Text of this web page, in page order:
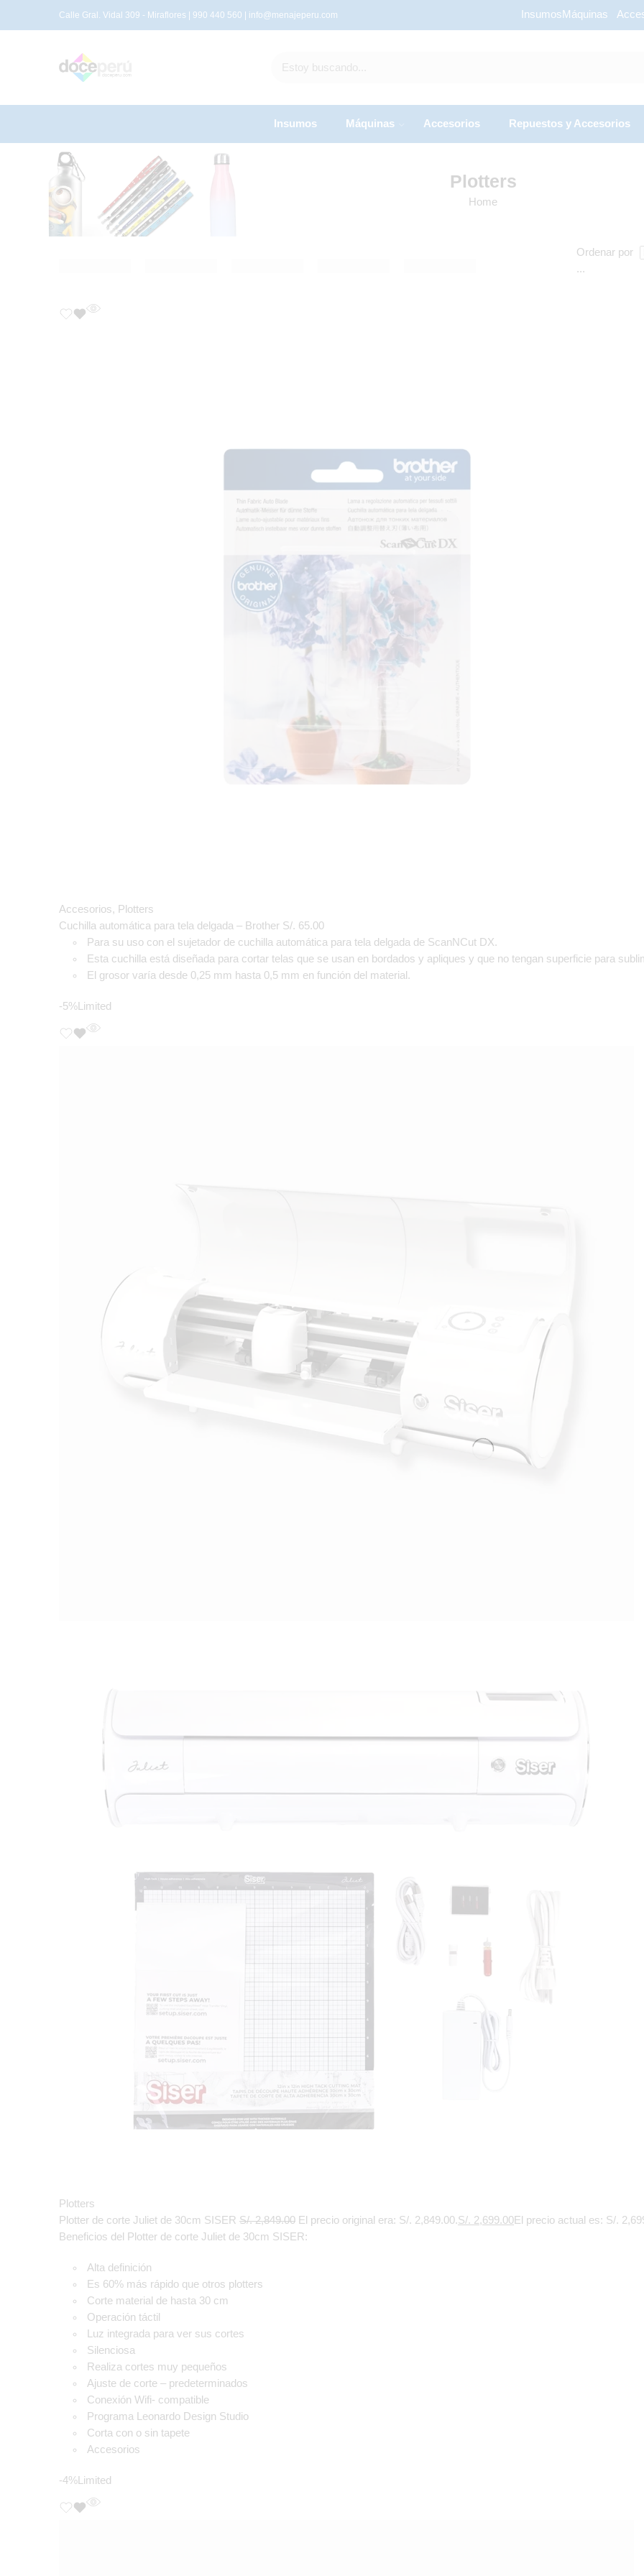
Calle Gral. Vidal 309 - Miraflores | 990 440 560 | info@menajeperu.com InsumosMáquinas
Insumos Máquinas Accesorios Repuestos y Accesorios
Plotters
Home
Ordenar por
...
Accesorios, Plotters
Cuchilla automática para tela delgada – Brother S/. 65.00
Para su uso con el sujetador de cuchilla automática para tela delgada de ScanNCut DX.
Esta cuchilla está diseñada para cortar telas que se usan en bordados y apliques y que no tengan superficie para
El grosor varía desde 0,25 mm hasta 0,5 mm en función del material.
-5% Limited
Plotters
Plotter de corte Juliet de 30cm SISER S/.2,849.00 El precio original era: S/. 2,849.00.S/. 2,699.00El precio actual es: S/.
Beneficios del Plotter de corte Juliet de 30cm SISER:
Alta definición
Es 60% más rápido que otros plotters
Corte material de hasta 30 cm
Operación táctil
Luz integrada para ver sus cortes
Silenciosa
Realiza cortes muy pequeños
Ajuste de corte – predeterminados
Conexión Wifi- compatible
Programa Leonardo Design Studio
Corta con o sin tapete
Accesorios
-4% Limited